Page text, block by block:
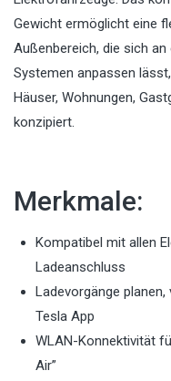
Gewicht ermöglicht eine
Außenbereich, die sich
Systemen anpassen
Häuser, Wohnungen,
konzipiert.
Merkmale:
Kompatibel mit allen
Ladeanschluss
Ladevorgänge
Tesla App
WLAN-Konnektivität
Air”